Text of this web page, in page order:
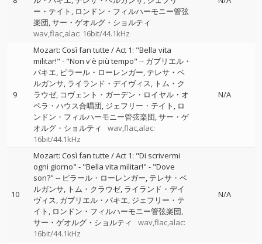
ー・テイト
ロンドン・フィルハーモニー管弦
楽団 サー・ゲオルグ・ショルティ
wav,flac,alac: 16bit/44.1kHz
9
Mozart: Così fan tutte / Act 1: "Bella vita
militar!" - "Non v'è più tempo" -- ガブリエル・
バキエ ピラール・ローレンガー テレサ・ベ
ルガンサ ライランド・デイヴィス
トム・ク
ラウゼ コヴェント・ガーデン・ロイヤル・オ
ペラ・ハウス合唱団 ジェフリー・テイト
ロ
ンドン・フィルハーモニー管弦楽団 サー・ゲ
オルグ・ショルティ
wav,flac,alac:
16bit/44.1kHz
N/A
10
Mozart: Così fan tutte / Act 1: "Di scrivermi
ogni giorno" - "Bella vita militar!" - "Dove
son?" -- ピラール・ローレンガー テレサ・ベ
ルガンサ
トム・クラウゼ ライランド・デイ
ヴィス ガブリエル・バキエ ジェフリー・テ
イト
ロンドン・フィルハーモニー管弦楽団
サー・ゲオルグ・ショルティ
wav,flac,alac:
16bit/44.1kHz
N/A